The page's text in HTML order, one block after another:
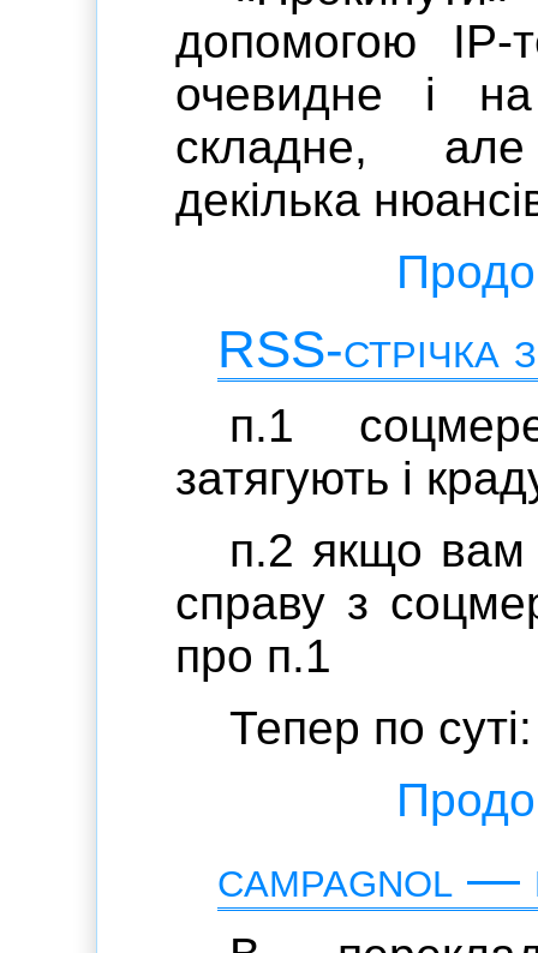
допомогою IP-
очевидне і
складне,
декілька
RSS-стрічка
п.1
затягують і
п.2 якщо вам
справу з
про п.1
Тепер по суті:
campagnol —